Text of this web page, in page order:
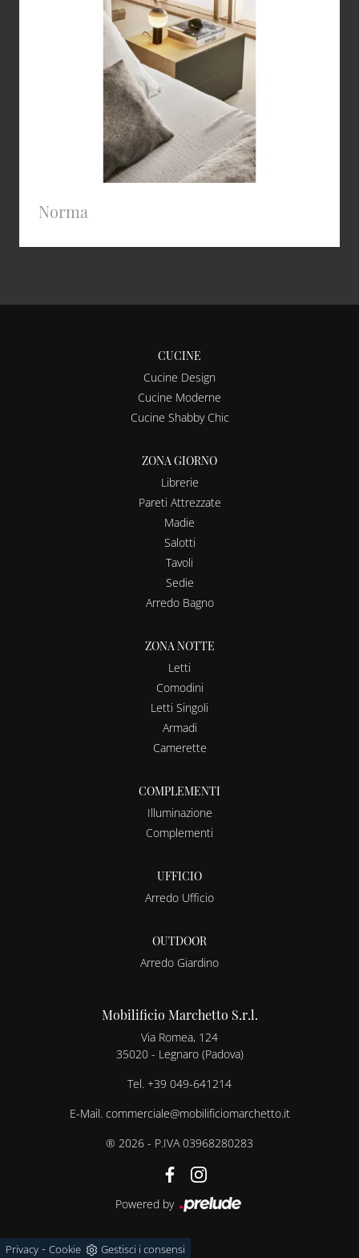
Norma
CUCINE
Cucine Design
Cucine Moderne
Cucine Shabby Chic
ZONA GIORNO
Librerie
Pareti Attrezzate
Madie
Salotti
Tavoli
Sedie
Arredo Bagno
ZONA NOTTE
Letti
Comodini
Letti Singoli
Armadi
Camerette
COMPLEMENTI
Illuminazione
Complementi
UFFICIO
Arredo Ufficio
OUTDOOR
Arredo Giardino
Mobilificio Marchetto S.r.l.
Via Romea, 124
35020 - Legnaro (Padova)
Tel. +39 049-641214
E-Mail. commerciale@mobilificiomarchetto.it
® 2026 - P.IVA 03968280283
Powered by
Privacy - Cookie Gestisci i consensi